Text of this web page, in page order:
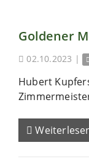
Goldener
02.10.2023 |
Hubert